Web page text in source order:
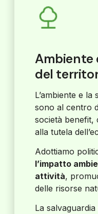
Ambiente
del
L’ambiente e
sono al centro
società benefit,
alla tutela
Adottiamo
l’impatto
attività,
delle risorse
La